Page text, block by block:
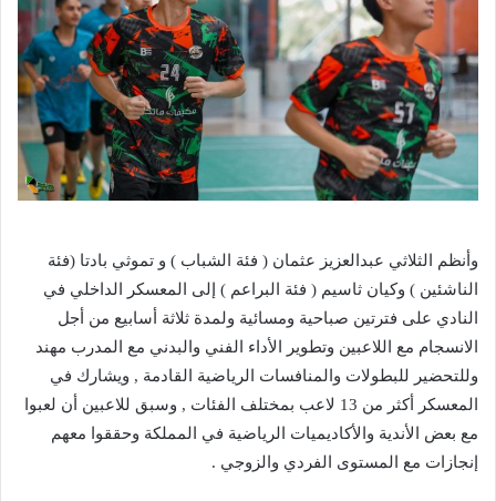
وأنظم الثلاثي عبدالعزيز عثمان ( فئة الشباب ) و تموثي بادتا (فئة
الناشئين ) وكيان ثاسيم ( فئة البراعم ) إلى المعسكر الداخلي في
النادي على فترتين صباحية ومسائية ولمدة ثلاثة أسابيع من أجل
الانسجام مع اللاعبين وتطوير الأداء الفني والبدني مع المدرب مهند
وللتحضير للبطولات والمنافسات الرياضية القادمة , ويشارك في
المعسكر أكثر من 13 لاعب بمختلف الفئات , وسبق للاعبين أن لعبوا
مع بعض الأندية والأكاديميات الرياضية في المملكة وحققوا معهم
إنجازات مع المستوى الفردي والزوجي .